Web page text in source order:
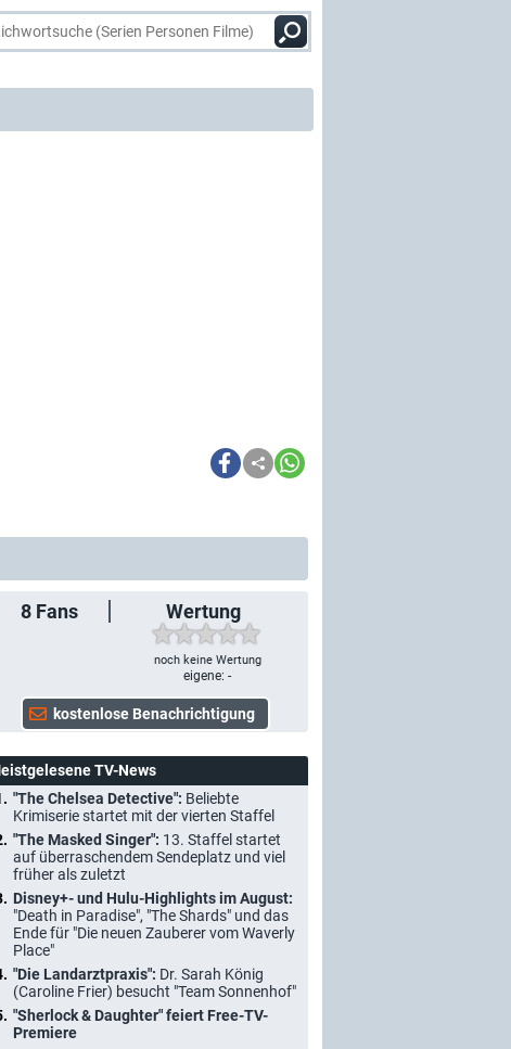
8 Fans Wertung
noch keine Wertung
eigene: -
TV-News
"The Chelsea Detective": Beliebte
Krimiserie startet mit der vierten Staffel
"The Masked Singer": 13. Staffel startet
auf überraschendem Sendeplatz und viel
früher als zuletzt
Disney+- und Hulu-Highlights im August:
"Death in Paradise", "The Shards" und das
Ende für "Die neuen Zauberer vom Waverly
Place"
"Die Landarztpraxis": Dr. Sarah König
(Caroline Frier) besucht "Team Sonnenhof"
"Sherlock & Daughter" feiert Free-TV-
Premiere